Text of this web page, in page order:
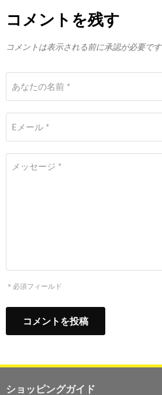
コメントを残す
コメントは表示される前に承認が必要です
あなたの名前 *
Eメール *
メッセージ *
＊必須フィールド
コメントを投稿
ショッピングガイド